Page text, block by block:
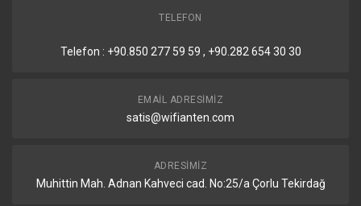
TELEFON
Telefon : +90.850 277 59 59 , +90.282 654 30 30
EMAIL ADRESIMIZ
satis@wifianten.com
ADRESIMIZ
Muhittin Mah. Adnan Kahveci cad. No:25/a Çorlu Tekirdağ